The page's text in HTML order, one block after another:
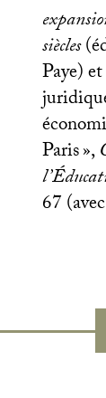
siècles
Paye)
Paris»,
67